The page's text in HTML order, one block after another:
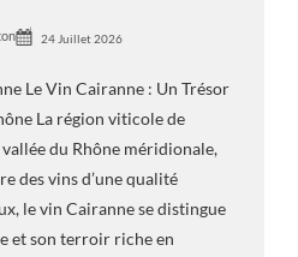
24 Juillet 2026
Le Vin Cairanne : Un Trésor
La région viticole de
du Rhône méridionale,
des vins d’une qualité
le vin Cairanne se distingue
et son terroir riche en